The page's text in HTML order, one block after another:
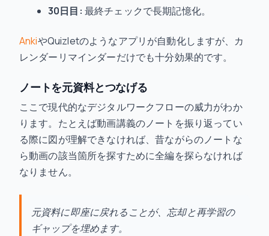
30日目: 最終チェックで長期記憶化。
AnkiやQuizletのようなアプリが自動化しますが、カ
レンダーリマインダーだけでも十分効果的です。
ノートを元資料とつなげる
ここで現代的なデジタルワークフローの威力がわか
ります。たとえば動画講義のノートを振り返ってい
る際に図が理解できなければ、昔ながらのノートな
ら動画の該当箇所を探すために全編を探らなければ
なりません。
元資料に即座に戻れることが、忘却と再学習の
ギャップを埋めます。